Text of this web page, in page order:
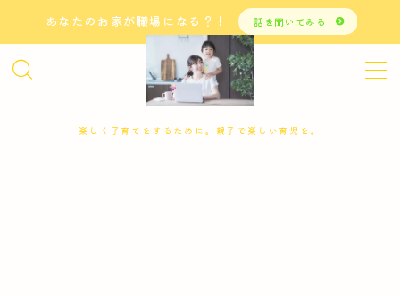
あなたのお家が職場になる？！ 話を聞いてみる
楽しく子育てをするために。親子で楽しい育児を。
MENU
プライバシーポリシー